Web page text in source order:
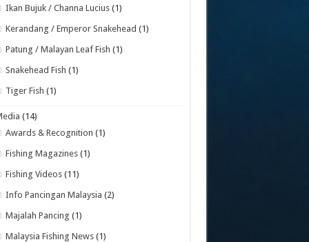
Ikan Bujuk / Channa Lucius (1)
Kerandang / Emperor Snakehead (1)
Patung / Malayan Leaf Fish (1)
Snakehead Fish (1)
Tiger Fish (1)
(14)
Awards & Recognition (1)
Fishing Magazines (1)
Fishing Videos (11)
Info Pancingan Malaysia (2)
Majalah Pancing (1)
Malaysia Fishing News (1)